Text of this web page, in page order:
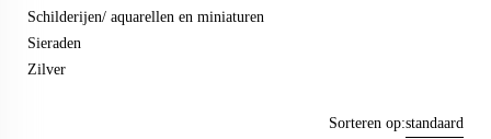
Schilderijen/ aquarellen en miniaturen
Sieraden
Zilver
Sorteren op:standaard